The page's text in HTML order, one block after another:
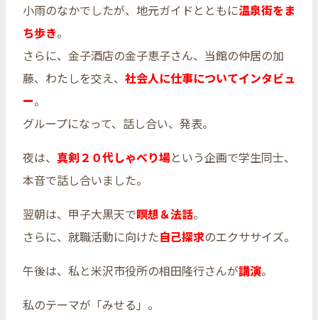
小雨のなかでしたが、地元ガイドとともに温泉街をま
ち歩き。
さらに、金子酒店の金子恵子さん、当館の仲居の加
藤、わたしを交え、 社会人に仕事についてインタビュ
ー。
グループになって、話し合い、発表。
夜は、 真剣２０代しゃべり場という企画で学生同士、
本音で話し合いました。
翌朝は、甲子大黒天で瞑想＆法話。
さらに、就職活動に向けた自己探求のエクササイズ。
午後は、私と米沢市役所の相田隆行さんが講演。
私のテーマが「みせる」。